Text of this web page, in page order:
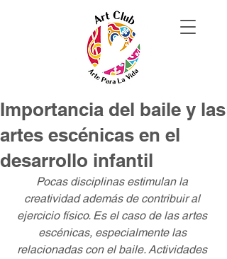
Importancia del baile y las
artes escénicas en el
desarrollo infantil
Pocas disciplinas estimulan la
creatividad además de contribuir al
ejercicio físico. Es el caso de las artes
escénicas, especialmente las
relacionadas con el baile. Actividades